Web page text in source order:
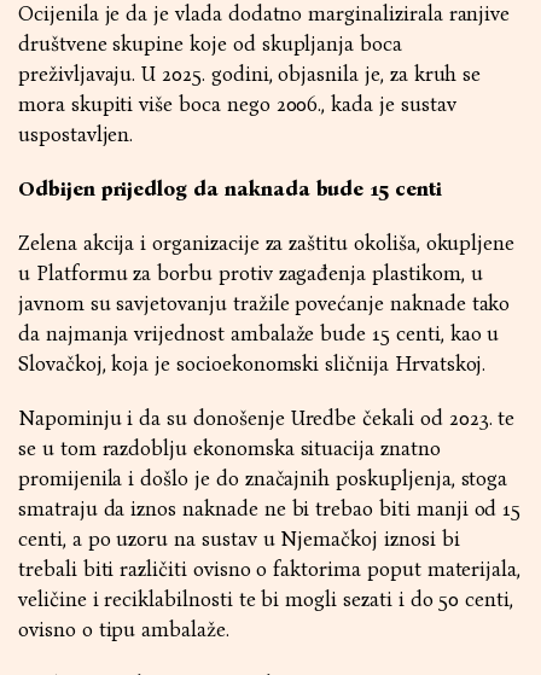
Ocijenila je da je vlada dodatno marginalizirala ranjive
društvene skupine koje od skupljanja boca
preživljavaju. U 2025. godini, objasnila je, za kruh se
mora skupiti više boca nego 2006., kada je sustav
uspostavljen.
Odbijen prijedlog da naknada bude 15 centi
Zelena akcija i organizacije za zaštitu okoliša, okupljene
u Platformu za borbu protiv zagađenja plastikom, u
javnom su savjetovanju tražile povećanje naknade tako
da najmanja vrijednost ambalaže bude 15 centi, kao u
Slovačkoj, koja je socioekonomski sličnija Hrvatskoj.
Napominju i da su donošenje Uredbe čekali od 2023. te
se u tom razdoblju ekonomska situacija znatno
promijenila i došlo je do značajnih poskupljenja, stoga
smatraju da iznos naknade ne bi trebao biti manji od 15
centi, a po uzoru na sustav u Njemačkoj iznosi bi
trebali biti različiti ovisno o faktorima poput materijala,
veličine i reciklabilnosti te bi mogli sezati i do 50 centi,
ovisno o tipu ambalaže.